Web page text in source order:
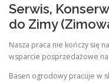
Serwis,
do Zimy
Nasza praca nie kończy się
wsparcie posprzedażowe
Basen ogrodowy pracuje w